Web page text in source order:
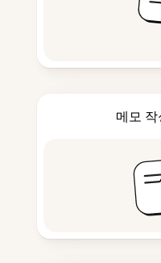
메모